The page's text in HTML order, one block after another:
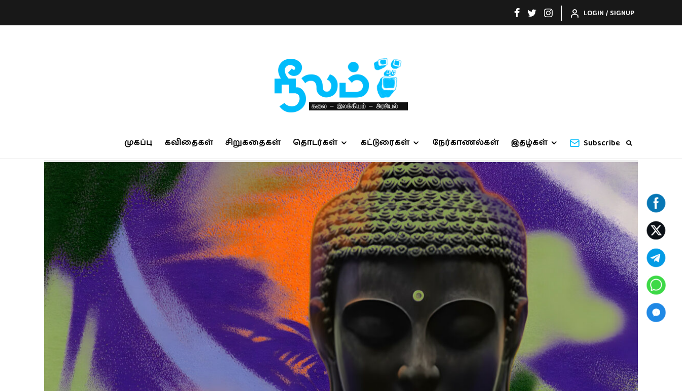
LOGIN / SIGNUP
முகப்பு கவிதைகள் சிறுகதைகள் தொடர்கள் கட்டுரைகள் நேர்காணல்கள் இதழ்கள் Subscribe